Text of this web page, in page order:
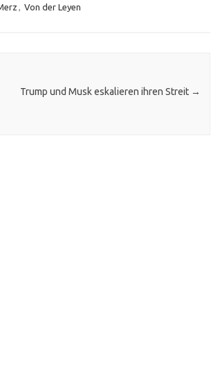
, Von der Leyen
Trump und Musk eskalieren ihren Streit →